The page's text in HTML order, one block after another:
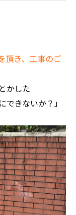
頂き、工事のご
かした
きないか？」